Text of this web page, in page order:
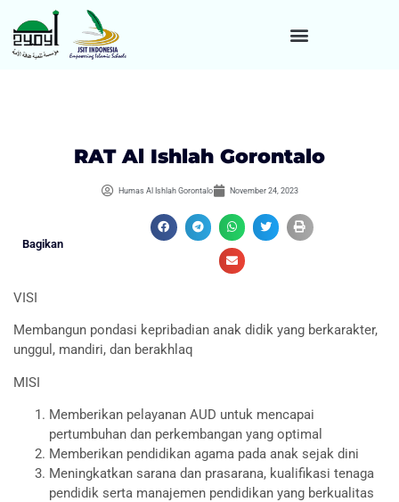
RAT Al Ishlah Gorontalo
Humas Al Ishlah Gorontalo November 24, 2023
Bagikan
VISI
Membangun pondasi kepribadian anak didik yang berkarakter,
unggul, mandiri, dan berakhlaq
MISI
Memberikan pelayanan AUD untuk mencapai
pertumbuhan dan perkembangan yang optimal
Memberikan pendidikan agama pada anak sejak dini
Meningkatkan sarana dan prasarana, kualifikasi tenaga
pendidik serta manajemen pendidikan yang berkualitas